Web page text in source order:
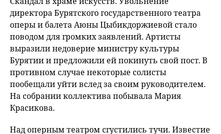
директора Бурятского государственного театра
оперы и балета Аюны Цыбикдоржиевой стало
поводом для громких заявлений. Артисты
выразили недоверие министру культуры
Бурятии и предложили ей покинуть свой пост. В
противном случае некоторые солисты
пообещали уйти вслед за своим руководителем.
На собрании коллектива побывала Мария
Красикова.
Над оперным театром сгустились тучи. Известие